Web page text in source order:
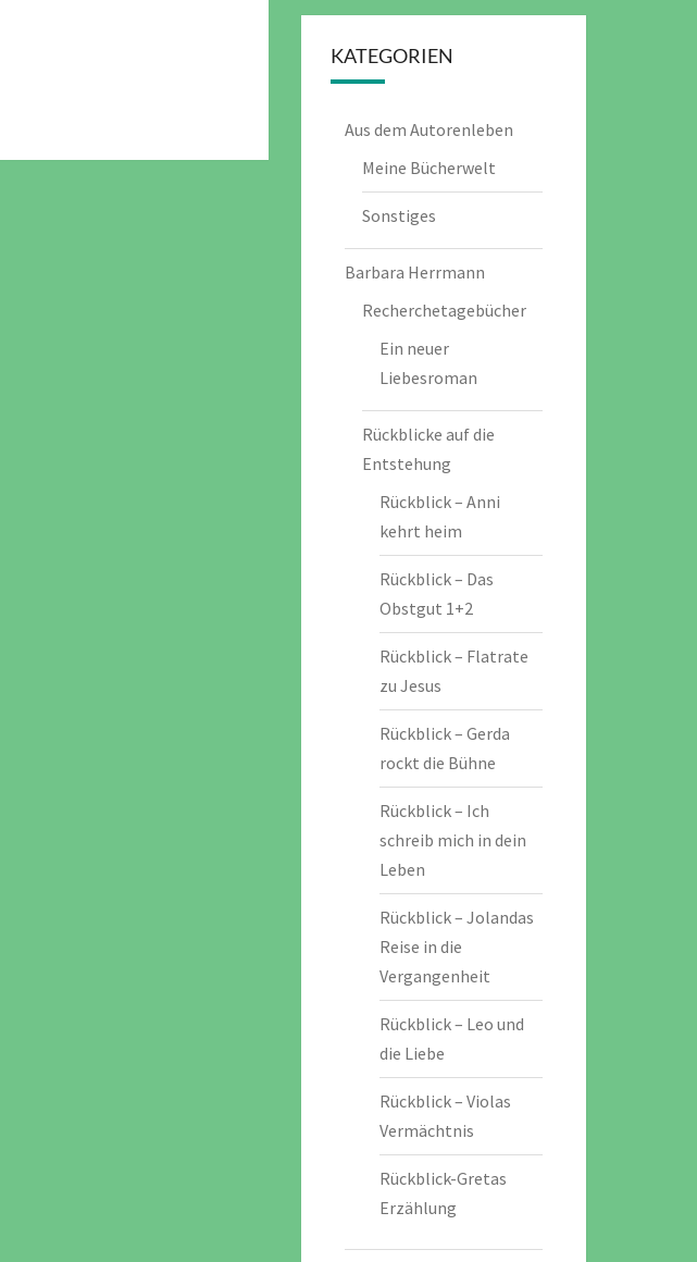
KATEGORIEN
Aus dem Autorenleben
Meine Bücherwelt
Sonstiges
Barbara Herrmann
Recherchetagebücher
Ein neuer
Liebesroman
Rückblicke auf die
Entstehung
Rückblick – Anni
kehrt heim
Rückblick – Das
Obstgut 1+2
Rückblick – Flatrate
zu Jesus
Rückblick – Gerda
rockt die Bühne
Rückblick – Ich
schreib mich in dein
Leben
Rückblick – Jolandas
Reise in die
Vergangenheit
Rückblick – Leo und
die Liebe
Rückblick – Violas
Vermächtnis
Rückblick-Gretas
Erzählung